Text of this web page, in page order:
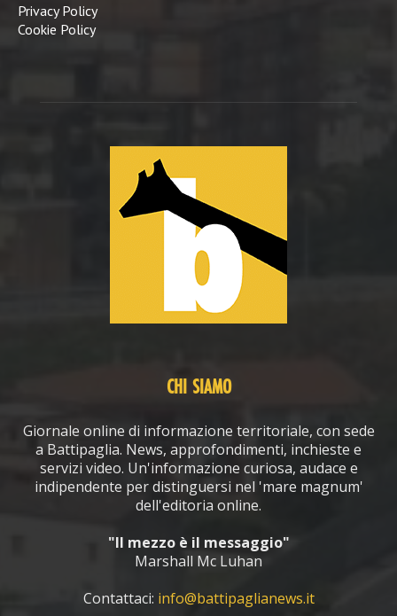
Privacy Policy
Cookie Policy
CHI SIAMO
Giornale online di informazione territoriale, con sede
a Battipaglia. News, approfondimenti, inchieste e
servizi video. Un'informazione curiosa, audace e
indipendente per distinguersi nel 'mare magnum'
dell'editoria online.
"Il mezzo è il messaggio"
Marshall Mc Luhan
Contattaci: info@battipaglianews.it